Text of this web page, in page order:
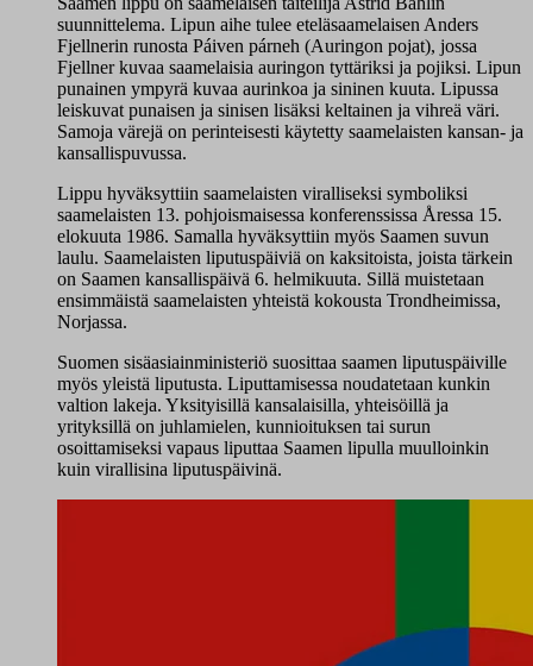
suunnittelema. Lipun aihe tulee eteläsaamelaisen Anders
Fjellnerin runosta Páiven párneh (Auringon pojat), jossa
Fjellner kuvaa saamelaisia auringon tyttäriksi ja pojiksi. Lipun
punainen ympyrä kuvaa aurinkoa ja sininen kuuta. Lipussa
leiskuvat punaisen ja sinisen lisäksi keltainen ja vihreä väri.
Samoja värejä on perinteisesti käytetty saamelaisten kansan- ja
kansallispuvussa.
Lippu hyväksyttiin saamelaisten viralliseksi symboliksi
saamelaisten 13. pohjoismaisessa konferenssissa Åressa 15.
elokuuta 1986. Samalla hyväksyttiin myös Saamen suvun
laulu. Saamelaisten liputuspäiviä on kaksitoista, joista tärkein
on Saamen kansallispäivä 6. helmikuuta. Sillä muistetaan
ensimmäistä saamelaisten yhteistä kokousta Trondheimissa,
Norjassa.
Suomen sisäasiainministeriö suosittaa saamen liputuspäiville
myös yleistä liputusta. Liputtamisessa noudatetaan kunkin
valtion lakeja. Yksityisillä kansalaisilla, yhteisöillä ja
yrityksillä on juhlamielen, kunnioituksen tai surun
osoittamiseksi vapaus liputtaa Saamen lipulla muulloinkin
kuin virallisina liputuspäivinä.